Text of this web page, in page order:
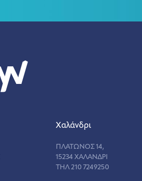
Χαλάνδρι
ΠΛΑΤΩΝΟΣ 14,
15234 ΧΑΛΑΝΔΡΙ
ΤΗΛ 210 7249250